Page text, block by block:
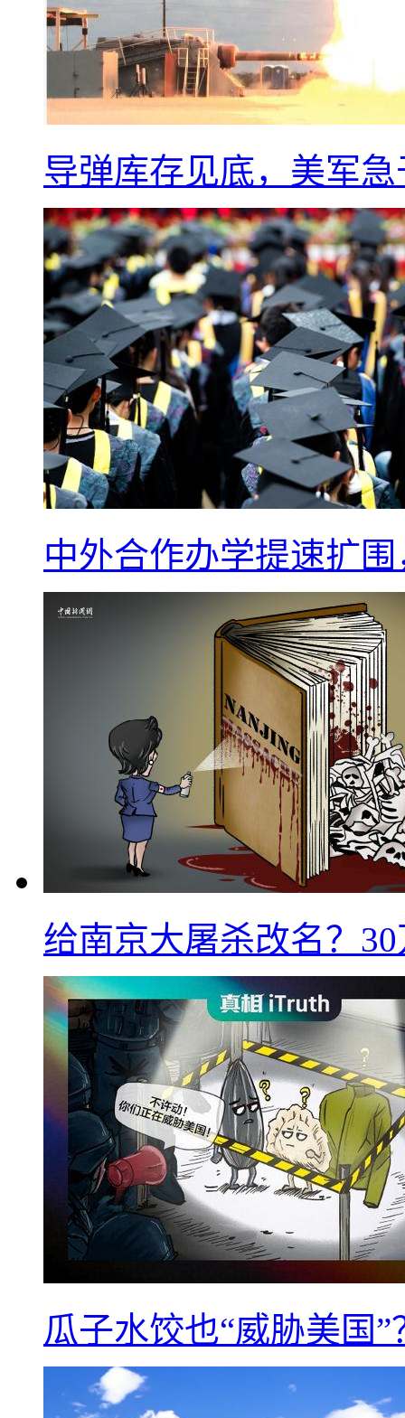
导弹库存见底，美军
中外合作办学提速扩
给南京大屠杀改名？
瓜子水饺也“威胁美国”